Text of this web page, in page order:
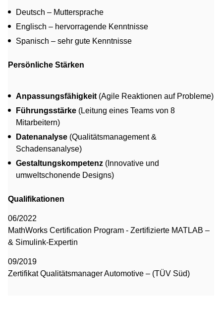
Deutsch – Muttersprache
Englisch – hervorragende Kenntnisse
Spanisch – sehr gute Kenntnisse
Persönliche Stärken
Anpassungsfähigkeit (Agile Reaktionen auf Probleme)
Führungsstärke (Leitung eines Teams von 8
Mitarbeitern)
Datenanalyse (Qualitätsmanagement &
Schadensanalyse)
Gestaltungskompetenz (Innovative und
umweltschonende Designs)
Qualifikationen
06/2022
MathWorks Certification Program - Zertifizierte MATLAB –
& Simulink-Expertin
09/2019
Zertifikat Qualitätsmanager Automotive – (TÜV Süd)